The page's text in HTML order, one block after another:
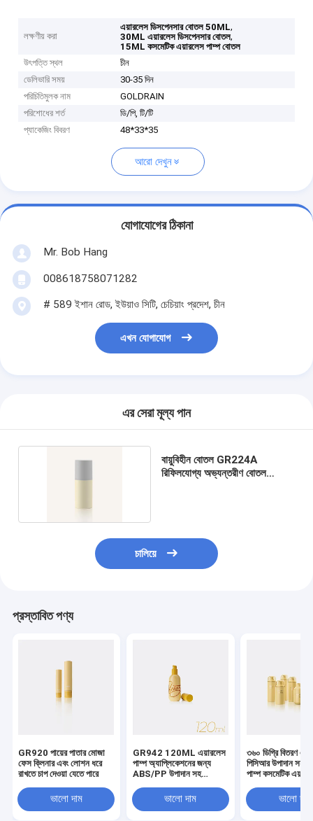
লক্ষণীয় করা
এয়ারলেস ডিসপেনসার বোতল 50ML,
30ML এয়ারলেস ডিসপেনসার বোতল,
15ML কসমেটিক এয়ারলেস পাম্প বোতল
উৎপত্তি স্থল
চীন
ডেলিভারি সময়
30-35 দিন
পরিচিতিমুলক নাম
GOLDRAIN
পরিশোধের শর্ত
ডি/পি, টি/টি
প্যাকেজিং বিবরণ
48*33*35
আরো দেখুন
যোগাযোগের ঠিকানা
Mr. Bob Hang
008618758071282
# 589 ইশান রোড, ইউয়াও সিটি, চেচিয়াং প্রদেশ, চীন
এখন যোগাযোগ
এর সেরা মূল্য পান
বায়ুবিহীন বোতল GR224A
রিফিলযোগ্য অভ্যন্তরীণ বোতল
চালিয়ে
প্রস্তাবিত পণ্য
GR920 পায়ের পাতার মোজা
ফেস ক্লিনার এবং লোশন ধরে
রাখতে চাপ দেওয়া যেতে পারে
ভালো দাম
GR942 120ML এয়ারলেস
পাম্প অ্যাপ্লিকেশনের জন্য
ABS/PP উপাদান সহ
ভালো দাম
৩৬০ ডিগ্রি বিতরণ এবং
পিসিআর উপাদান সহ
পাম্প কসমেটিক
ভালো দাম